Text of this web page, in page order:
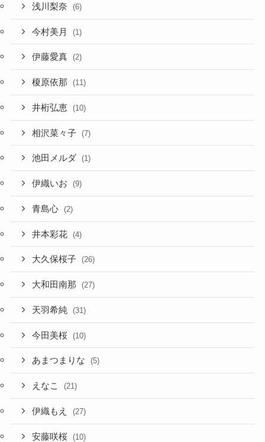
浅川梨奈 (6)
今村美月 (1)
伊藤愛真 (2)
榎原依那 (11)
井桁弘恵 (10)
相沢菜々子 (7)
池田メルダ (1)
伊織いお (9)
青島心 (2)
井本彩花 (4)
大久保桜子 (26)
大和田南那 (27)
天羽希純 (31)
今田美桜 (10)
あまつまりな (5)
えなこ (21)
伊織もえ (27)
安藤咲桜 (10)